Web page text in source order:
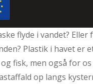
flyde i vandet? Eller
Plastik i havet er
fisk, men også for os
op langs